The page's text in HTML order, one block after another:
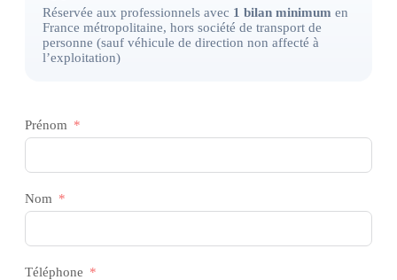
Réservée aux professionnels avec 1 bilan minimum en
France métropolitaine, hors société de transport de
personne (sauf véhicule de direction non affecté à
l’exploitation)
Prénom
Nom
Téléphone